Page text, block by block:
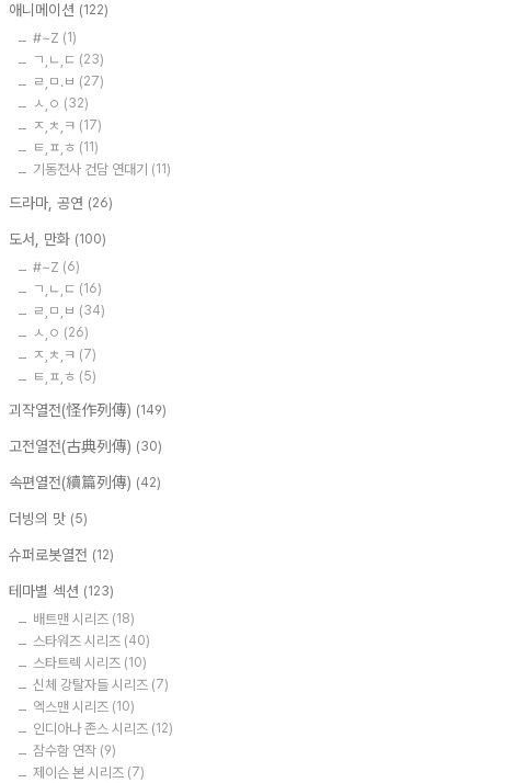
애니메이션 (122)
#~Z (1)
ㄱ,ㄴ,ㄷ (23)
ㄹ,ㅁ.ㅂ (27)
ㅅ,ㅇ (32)
ㅈ,ㅊ,ㅋ (17)
ㅌ,ㅍ,ㅎ (11)
기동전사 건담 연대기 (11)
드라마, 공연 (26)
도서, 만화 (100)
#~Z (6)
ㄱ,ㄴ,ㄷ (16)
ㄹ,ㅁ,ㅂ (34)
ㅅ,ㅇ (26)
ㅈ,ㅊ,ㅋ (7)
ㅌ,ㅍ,ㅎ (5)
괴작열전(怪作列傳) (149)
고전열전(古典列傳) (30)
속편열전(續篇列傳) (42)
더빙의 맛 (5)
슈퍼로봇열전 (12)
테마별 섹션 (123)
배트맨 시리즈 (18)
스타워즈 시리즈 (40)
스타트렉 시리즈 (10)
신체 강탈자들 시리즈 (7)
엑스맨 시리즈 (10)
인디아나 존스 시리즈 (12)
잠수함 연작 (9)
제이슨 본 시리즈 (7)